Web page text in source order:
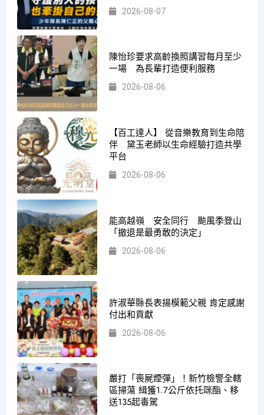
2026-08-07
陳怡珍要求高齡換照講習每月至少
一場 為長輩打造便利服務
2026-08-06
【百工達人】 從音樂教育到生命陪
伴 黛玉老師以生命經驗打造共學
平台
2026-08-06
能高越嶺 安全同行 颱風季登山
「撤退是最勇敢的決定」
2026-08-06
許淑華縣長表揚模範父親 肯定感謝
付出和貢獻
2026-08-06
嚴打「喪屍煙彈」！新竹檢警全轄
區掃蕩 緝獲1.7公斤依托咪酯、移
送135起毒駕